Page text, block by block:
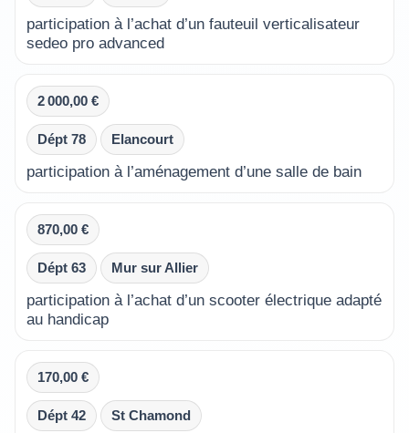
participation à l’achat d’un fauteuil verticalisateur
sedeo pro advanced
2 000,00 €
Dépt 78 Elancourt
participation à l’aménagement d’une salle de bain
870,00 €
Dépt 63 Mur sur Allier
participation à l’achat d’un scooter électrique adapté
au handicap
170,00 €
Dépt 42 St Chamond